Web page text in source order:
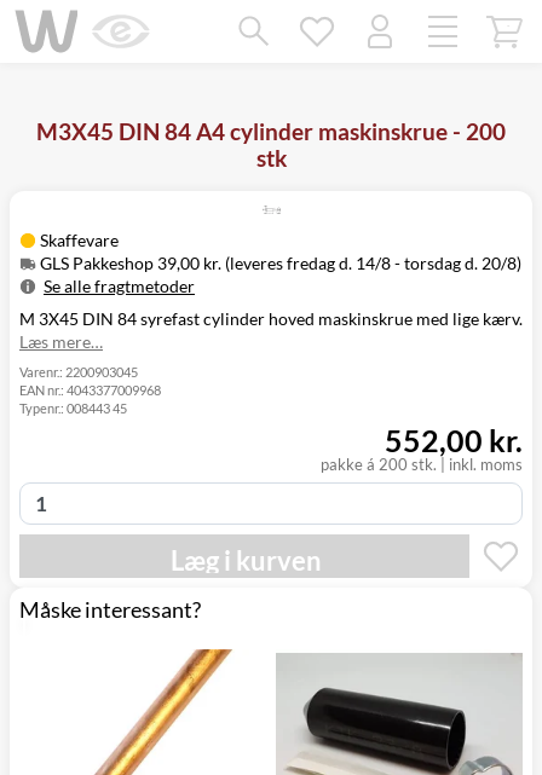
M3X45 DIN 84 A4 cylinder maskinskrue - 200
stk
Skaffevare
GLS Pakkeshop 39,00 kr. (leveres fredag d. 14/8 - torsdag d. 20/8)
Se alle fragtmetoder
Metode
Pris Leveres
GLS Pakkeshop
torsdag d. 20/8
GLS Erhverv
Fredag d. 14/8
torsdag d. 20/8
Svenstrup
(9230)
0,00 kr.
Torsdag d. 13/8
-
M 3X45 DIN 84 syrefast cylinder hoved maskinskrue med lige kærv.
Læs mere…
Varenr.: 2200903045
EAN nr.: 4043377009968
Typenr.: 008443 45
pakke á 200 stk. | inkl. moms
552,00 kr.
Læg i kurven
Måske interessant?
Mangler chatten?
Ret samtykke!